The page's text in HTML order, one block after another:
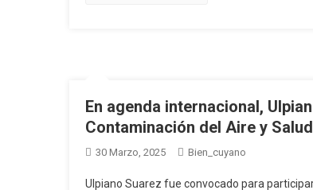
En agenda internacional,
Contaminación del Aire y
30 Marzo, 2025 Bien_cuyano
Ulpiano Suarez fue convocado para